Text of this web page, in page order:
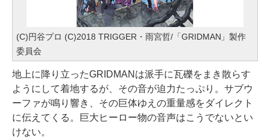
(C)円谷プロ (C)2018 TRIGGER・雨宮哲/「GRIDMAN」製作
委員会
地上に降り立ったGRIDMANは派手に瓦礫をまき散らす
ようにして着地するが、その音が迫力たっぷり。サブウ
ーファが鳴り響き、その巨体ゆえの重量感をダイレクト
に伝えてくる。巨大ヒーロー物の音声はこうでないとい
けない。